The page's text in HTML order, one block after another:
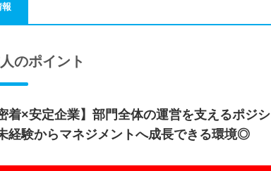
のポイント
着×安定企業】部門全体の運営を支えるポジシ
経験からマネジメントへ成長できる環境◎